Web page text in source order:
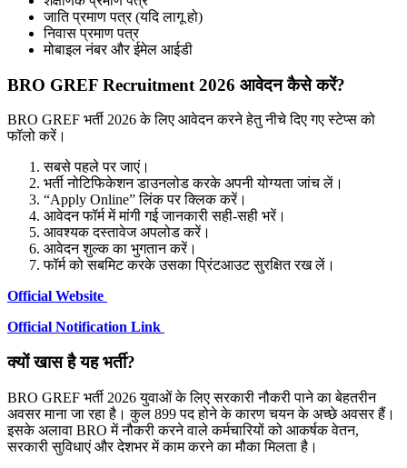
जाति प्रमाण पत्र (यदि लागू हो)
निवास प्रमाण पत्र
मोबाइल नंबर और ईमेल आईडी
BRO GREF Recruitment 2026 आवेदन कैसे करें?
BRO GREF भर्ती 2026 के लिए आवेदन करने हेतु नीचे दिए गए स्टेप्स को
फॉलो करें।
सबसे पहले पर जाएं।
भर्ती नोटिफिकेशन डाउनलोड करके अपनी योग्यता जांच लें।
“Apply Online” लिंक पर क्लिक करें।
आवेदन फॉर्म में मांगी गई जानकारी सही-सही भरें।
आवश्यक दस्तावेज अपलोड करें।
आवेदन शुल्क का भुगतान करें।
फॉर्म को सबमिट करके उसका प्रिंटआउट सुरक्षित रख लें।
Official Website
Official Notification Link
क्यों खास है यह भर्ती?
BRO GREF भर्ती 2026 युवाओं के लिए सरकारी नौकरी पाने का बेहतरीन
अवसर माना जा रहा है। कुल 899 पद होने के कारण चयन के अच्छे अवसर हैं।
इसके अलावा BRO में नौकरी करने वाले कर्मचारियों को आकर्षक वेतन,
सरकारी सुविधाएं और देशभर में काम करने का मौका मिलता है।